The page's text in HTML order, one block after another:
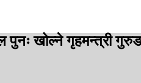
पुनः खोल्ने गृहमन्त्री